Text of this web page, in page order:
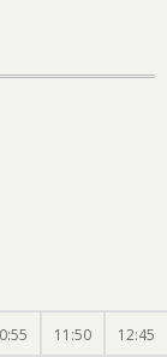
11:50 12:45